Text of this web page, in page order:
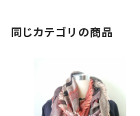
同じカテゴリの商品